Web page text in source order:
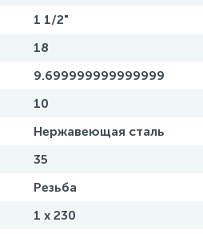
1 1/2"
18
9.699999999999999
10
Нержавеющая сталь
35
Резьба
1 x 230